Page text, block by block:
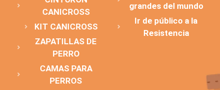
CANICROSS
KIT CANICROSS
ZAPATILLAS DE
PERRO
CAMAS PARA
PERROS
grandes del mundo
Ir de público a la
Resistencia